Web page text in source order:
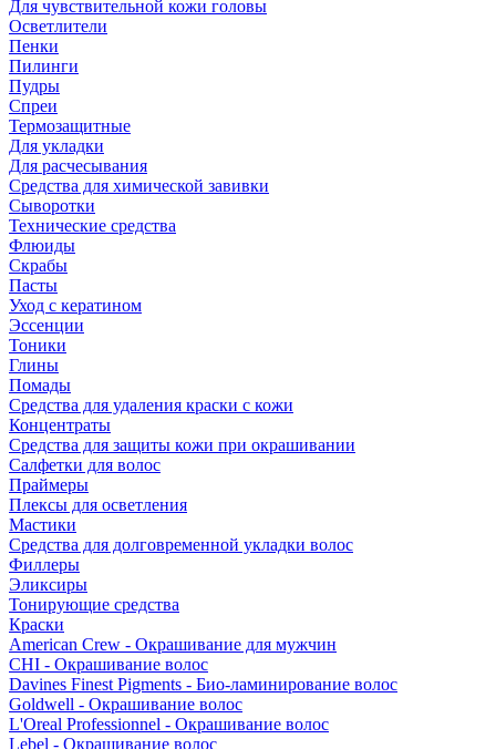
Для чувствительной кожи головы
Осветлители
Пенки
Пилинги
Пудры
Спреи
Термозащитные
Для укладки
Для расчесывания
Средства для химической завивки
Сыворотки
Технические средства
Флюиды
Скрабы
Пасты
Уход с кератином
Эссенции
Тоники
Глины
Помады
Средства для удаления краски с кожи
Концентраты
Средства для защиты кожи при окрашивании
Салфетки для волос
Праймеры
Плексы для осветления
Мастики
Средства для долговременной укладки волос
Филлеры
Эликсиры
Тонирующие средства
Краски
American Crew - Окрашивание для мужчин
CHI - Окрашивание волос
Davines Finest Pigments - Био-ламинирование волос
Goldwell - Окрашивание волос
L'Oreal Professionnel - Окрашивание волос
Lebel - Окрашивание волос